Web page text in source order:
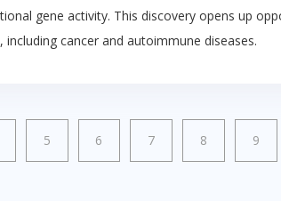
gene activity. This discovery opens up
including cancer and autoimmune diseases.
5 6 7 8 9